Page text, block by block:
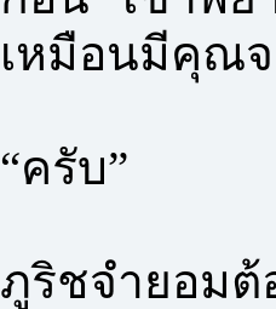
เหมือนมีคุณ
“ครับ”
ภูริชจำยอม